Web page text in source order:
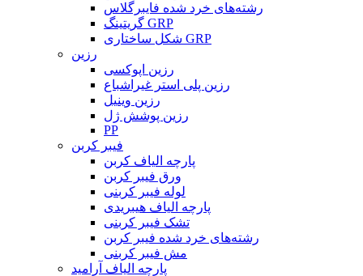
رشته‌های خرد شده فایبرگلاس
گریتینگ GRP
شکل ساختاری GRP
رزین
رزین اپوکسی
رزین پلی استر غیراشباع
رزین وینیل
رزین پوشش ژل
PP
فیبر کربن
پارچه الیاف کربن
ورق فیبر کربن
لوله فیبر کربنی
پارچه الیاف هیبریدی
تشک فیبر کربنی
رشته‌های خرد شده فیبر کربن
مش فیبر کربنی
پارچه الیاف آرامید